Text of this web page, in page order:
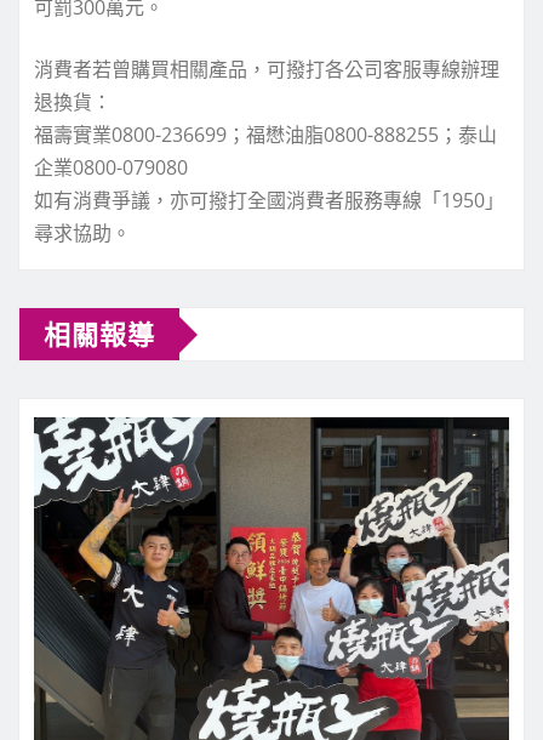
可罰300萬元。
消費者若曾購買相關產品，可撥打各公司客服專線辦理
退換貨：
福壽實業0800-236699；福懋油脂0800-888255；泰山
企業0800-079080
如有消費爭議，亦可撥打全國消費者服務專線「1950」
尋求協助。
相關報導